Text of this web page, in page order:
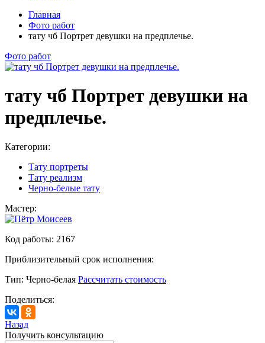
Главная
Фото работ
тату чб Портрет девушки на предплечье.
Фото работ
тату чб Портрет девушки на
предплечье.
Категории:
Тату портреты
Тату реализм
Черно-белые тату
Мастер:
Код работы: 2167
Приблизительный срок исполнения:
Тип: Черно-белая Рассчитать стоимость
Поделиться:
Назад
Получить консультацию